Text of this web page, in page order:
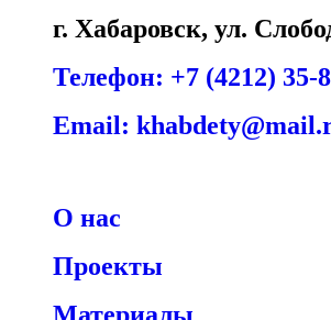
г. Хабаровск, ул.
Телефон: +7 (4212) 35-
Email:
О нас
Проекты